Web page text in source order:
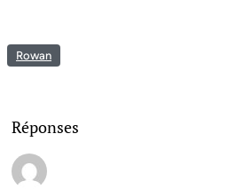
Rowan
Réponses